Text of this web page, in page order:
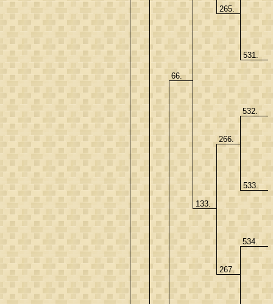
66.
265.
531.
133.
266.
532.
533.
267.
534.